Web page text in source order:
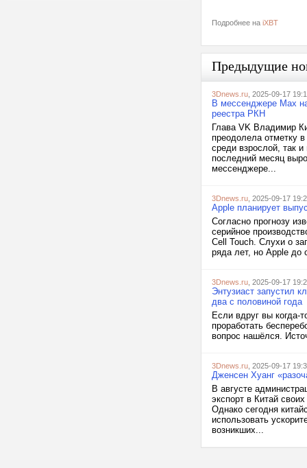
Подробнее на iXBT
Предыдущие
3Dnews.ru , 2025-09-17
В мессенджере Max
реестра РКН
Глава VK Владимир
преодолела отметку
среди взрослой, так
последний месяц
мессенджере...
3Dnews.ru , 2025-09-17
Apple планирует
Согласно прогнозу
серийное
Cell Touch. Слухи о
ряда лет, но Apple до
3Dnews.ru , 2025-09-17
Энтузиаст запустил
два с половиной года
Если вдруг вы когда-
проработать
вопрос нашёлся.
3Dnews.ru , 2025-09-17
Дженсен Хуанг
В августе
экспорт в Китай
Однако сегодня
использовать
возникших...